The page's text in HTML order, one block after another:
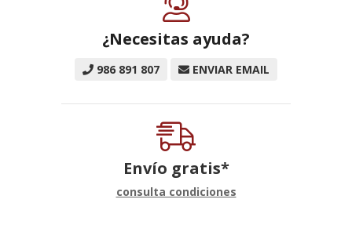
¿Necesitas ayuda?
986 891 807 ENVIAR EMAIL
Envío gratis*
consulta condiciones